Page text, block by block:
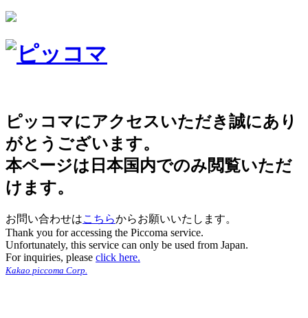
ピッコマにアクセスいただき誠にあり
がとうございます。
本ページは日本国内でのみ閲覧いただ
けます。
お問い合わせはこちらからお願いいたします。
Thank you for accessing the Piccoma service.
Unfortunately, this service can only be used from Japan.
For inquiries, please click here.
Kakao piccoma Corp.